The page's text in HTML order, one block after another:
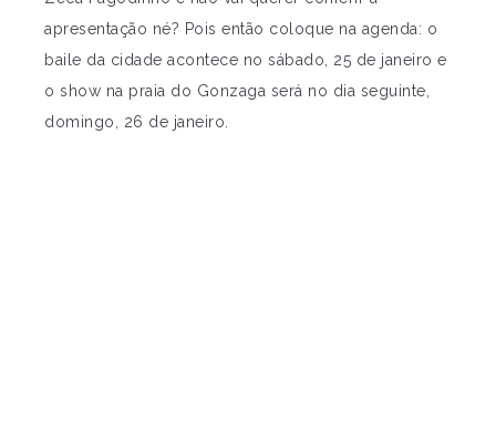
apresentação né? Pois então coloque na agenda: o
baile da cidade acontece no sábado, 25 de janeiro e
o show na praia do Gonzaga será no dia seguinte,
domingo, 26 de janeiro.